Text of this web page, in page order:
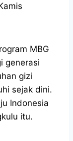
MBG
generasi
gizi
sejak dini.
Indonesia
itu.